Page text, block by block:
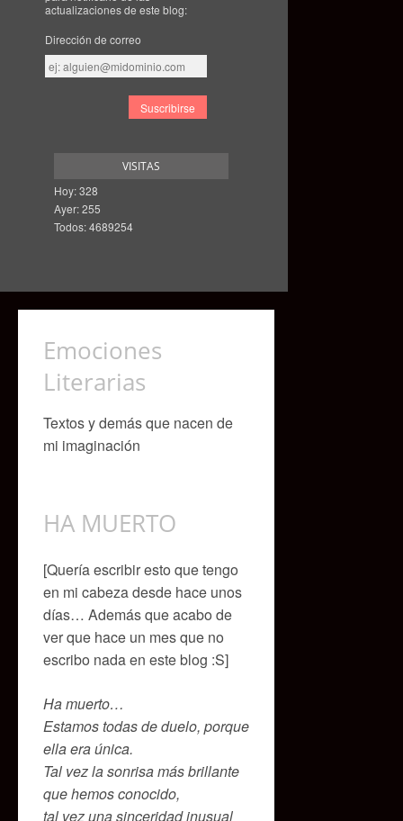
actualizaciones de este blog:
Dirección de correo
Dirección
de
VISITAS
Hoy: 328
Ayer: 255
Todos: 4689254
Emociones
Literarias
Textos y demás que nacen de
mi imaginación
HA MUERTO
[Quería escribir esto que tengo
en mi cabeza desde hace unos
días… Además que acabo de
ver que hace un mes que no
escribo nada en este blog :S]
Ha muerto…
Estamos todas de duelo, porque
ella era única.
Tal vez la sonrisa más brillante
que hemos conocido,
tal vez una sinceridad inusual